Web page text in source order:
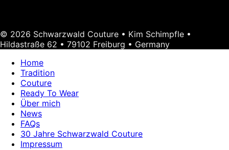
© 2026 Schwarzwald Couture • Kim Schimpfle •
Hildastraße 62 • 79102 Freiburg • Germany
Home
Tradition
Couture
Ready To Wear
Über mich
News
FAQs
30 Jahre Schwarzwald Couture
Impressum